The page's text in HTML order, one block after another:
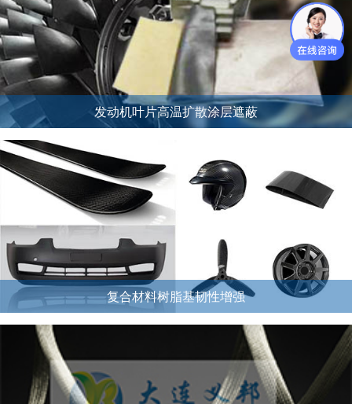
发动机叶片高温扩散涂层遮蔽
复合材料树脂基韧性增强